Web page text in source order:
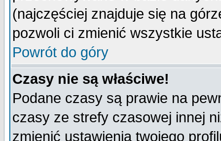
(najczęściej znajduje się na
pozwoli ci zmienić wszystkie
Powrót do góry
Czasy nie są właściwe!
Podane czasy są prawie na
czasy ze strefy czasowej innej
zmienić ustawienia twojego